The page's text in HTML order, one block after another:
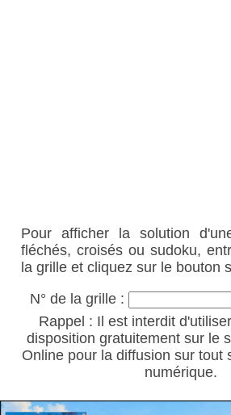
Pour afficher la solution
fléchés, croisés ou sudoku,
la grille et cliquez sur le bouton
N° de la grille :
Rappel : Il est interdit
disposition gratuitement sur le
Online pour la diffusion sur tout
numérique.